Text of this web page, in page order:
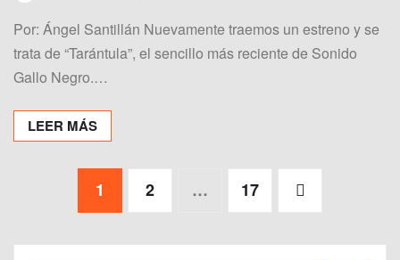
Por: Ángel Santillán Nuevamente traemos un estreno y se
trata de “Tarántula”, el sencillo más reciente de Sonido
Gallo Negro.…
LEER MÁS
1 2 … 17